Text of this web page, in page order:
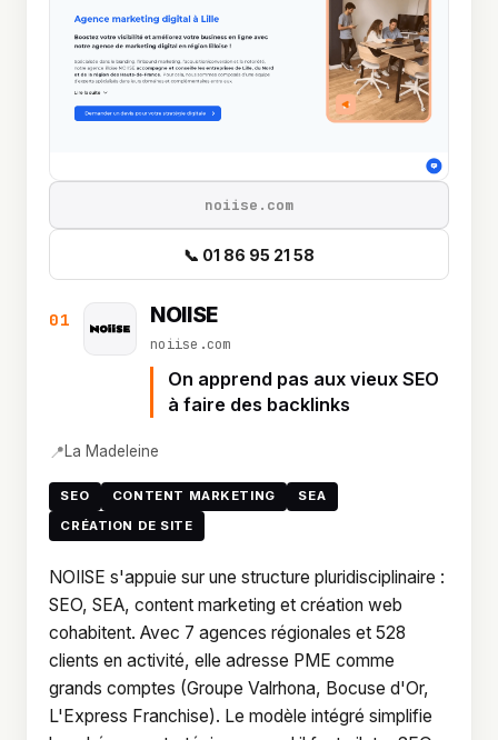
01 NOIISE
noiise.com
On apprend pas aux vieux SEO
à faire des backlinks
📍La Madeleine
SEO CONTENT MARKETING
SEA
CRÉATION DE SITE
NOIISE s'appuie sur une structure pluridisciplinaire :
SEO, SEA, content marketing et création web
cohabitent. Avec 7 agences régionales et 528
clients en activité, elle adresse PME comme
grands comptes (Groupe Valrhona, Bocuse d'Or,
L'Express Franchise). Le modèle intégré simplifie
noiise.com
📞 01 86 95 21 58